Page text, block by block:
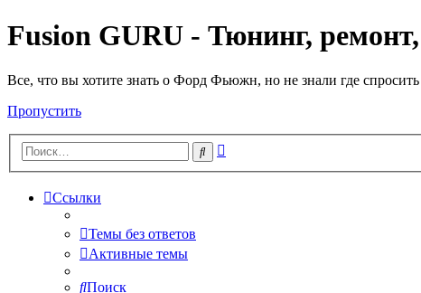
Fusion GURU - Тюнинг,
Все, что вы хотите знать о Форд Фьюжн, но не знали где спросить
Пропустить
Поиск
Ссылки
Темы без ответов
Активные темы
Поиск